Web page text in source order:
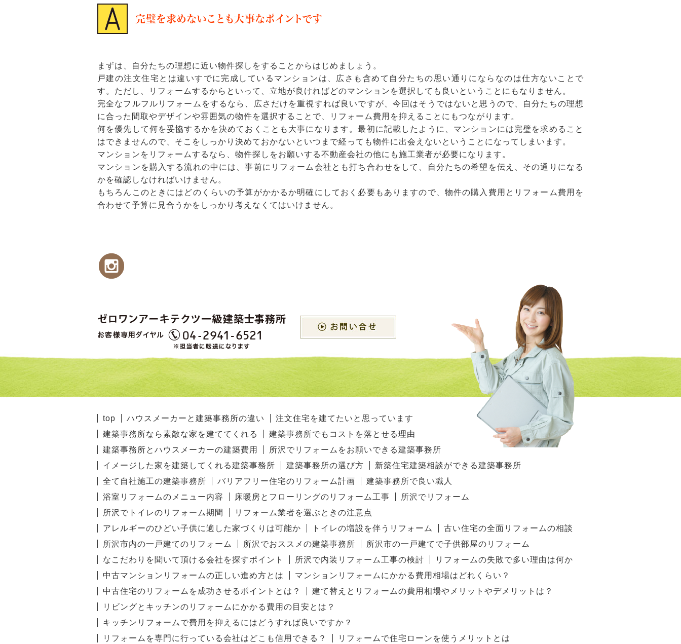
完璧を求めないことも大事なポイントです
まずは、自分たちの理想に近い物件探しをすることからはじめましょう。
戸建の注文住宅とは違いすでに完成しているマンションは、広さも含めて自分たちの思い通りにならなのは仕方ないことで
す。ただし、リフォームするからといって、立地が良ければどのマンションを選択しても良いということにもなりません。
完全なフルフルリフォームをするなら、広さだけを重視すれば良いですが、今回はそうではないと思うので、自分たちの理想
に合った間取やデザインや雰囲気の物件を選択することで、リフォーム費用を抑えることにもつながります。
何を優先して何を妥協するかを決めておくことも大事になります。最初に記載したように、マンションには完璧を求めること
はできませんので、そこをしっかり決めておかないといつまで経っても物件に出会えないということになってしまいます。
マンションをリフォームするなら、物件探しをお願いする不動産会社の他にも施工業者が必要になります。
マンションを購入する流れの中には、事前にリフォーム会社とも打ち合わせをして、自分たちの希望を伝え、その通りになる
かを確認しなければいけません。
もちろんこのときにはどのくらいの予算がかかるか明確にしておく必要もありますので、物件の購入費用とリフォーム費用を
合わせて予算に見合うかをしっかり考えなくてはいけません。
top ハウスメーカーと建築事務所の違い
注文住宅を建てたいと思っています
建築事務所なら素敵な家を建ててくれる
建築事務所でもコストを落とせる理由
建築事務所とハウスメーカーの建築費用
所沢でリフォームをお願いできる建築事務所
イメージした家を建築してくれる建築事務所
建築事務所の選び方
新築住宅建築相談ができる建築事務所
全て自社施工の建築事務所
バリアフリー住宅のリフォーム計画
建築事務所で良い職人
浴室リフォームのメニュー内容
床暖房とフローリングのリフォーム工事
所沢でリフォーム
所沢でトイレのリフォーム期間
リフォーム業者を選ぶときの注意点
アレルギーのひどい子供に適した家づくりは可能か
トイレの増設を伴うリフォーム
古い住宅の全面リフォームの相談
所沢市内の一戸建てのリフォーム
所沢でおススメの建築事務所
所沢市の一戸建てで子供部屋のリフォーム
なこだわりを聞いて頂ける会社を探すポイント
所沢で内装リフォーム工事の検討
リフォームの失敗で多い理由は何か
中古マンションリフォームの正しい進め方とは
マンションリフォームにかかる費用相場はどれくらい？
中古住宅のリフォームを成功させるポイントとは？
建て替えとリフォームの費用相場やメリットやデメリットは？
リビングとキッチンのリフォームにかかる費用の目安とは？
キッチンリフォームで費用を抑えるにはどうすれば良いですか？
リフォームを専門に行っている会社はどこも信用できる？
リフォームで住宅ローンを使うメリットとは